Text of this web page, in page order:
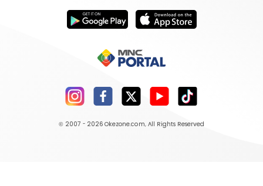
© 2007 - 2026 Okezone.com, All Rights Reserved